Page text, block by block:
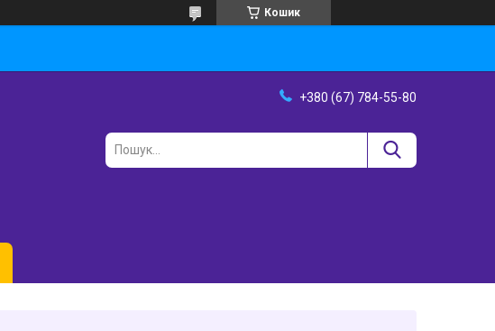
Кошик
+380 (67) 784-55-80